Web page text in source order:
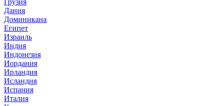
Грузия
Дания
Доминикана
Египет
Израиль
Индия
Индонезия
Иордания
Ирландия
Исландия
Испания
Италия